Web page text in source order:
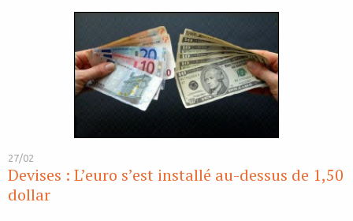
27/02
Devises : L’euro s’est installé au-dessus de 1,50
dollar